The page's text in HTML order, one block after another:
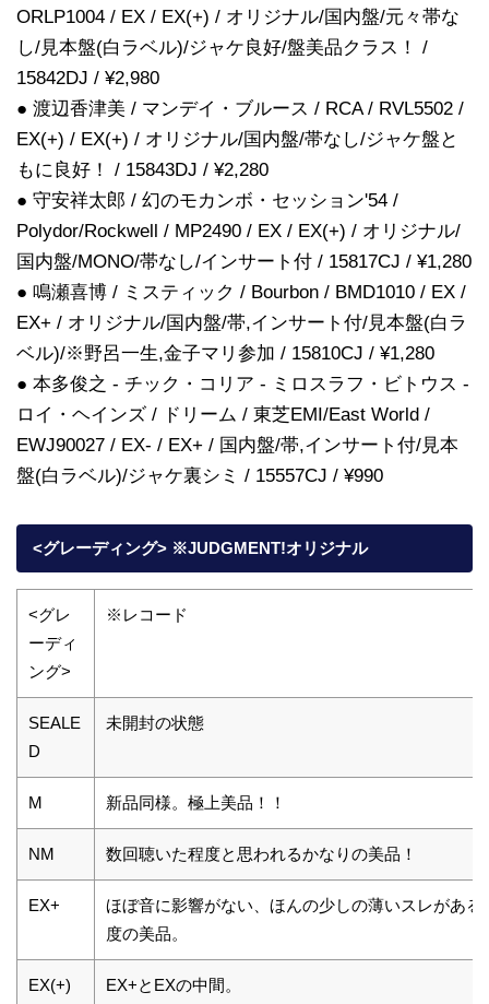
ORLP1004 / EX / EX(+) / オリジナル/国内盤/元々帯な
し/見本盤(白ラベル)/ジャケ良好/盤美品クラス！ /
15842DJ / ¥2,980
● 渡辺香津美 / マンデイ・ブルース / RCA / RVL5502 /
EX(+) / EX(+) / オリジナル/国内盤/帯なし/ジャケ盤と
もに良好！ / 15843DJ / ¥2,280
● 守安祥太郎 / 幻のモカンボ・セッション'54 /
Polydor/Rockwell / MP2490 / EX / EX(+) / オリジナル/
国内盤/MONO/帯なし/インサート付 / 15817CJ / ¥1,280
● 鳴瀬喜博 / ミスティック / Bourbon / BMD1010 / EX /
EX+ / オリジナル/国内盤/帯,インサート付/見本盤(白ラ
ベル)/※野呂一生,金子マリ参加 / 15810CJ / ¥1,280
● 本多俊之 - チック・コリア - ミロスラフ・ビトウス -
ロイ・ヘインズ / ドリーム / 東芝EMI/East World /
EWJ90027 / EX- / EX+ / 国内盤/帯,インサート付/見本
盤(白ラベル)/ジャケ裏シミ / 15557CJ / ¥990
<グレーディング> ※JUDGMENT!オリジナル
<グレ
ーディ
ング>
※レコード
SEALE
D
未開封の状態
M 新品同様。極上美品！！
NM 数回聴いた程度と思われるかなりの美品！
EX+
ほぼ音に影響がない、ほんの少しの薄いスレがある
度の美品。
EX(+) EX+とEXの中間。